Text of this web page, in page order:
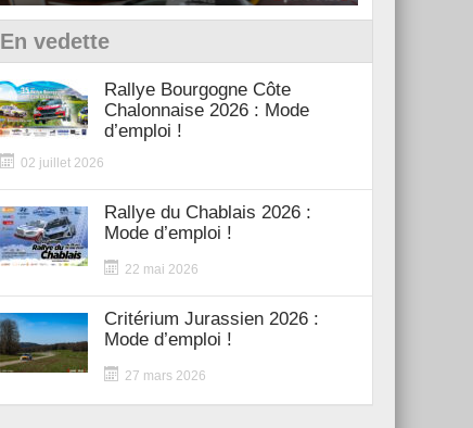
En vedette
Rallye Bourgogne Côte
Chalonnaise 2026 : Mode
d’emploi !
02 juillet 2026
Rallye du Chablais 2026 :
Mode d’emploi !
22 mai 2026
Critérium Jurassien 2026 :
Mode d’emploi !
27 mars 2026